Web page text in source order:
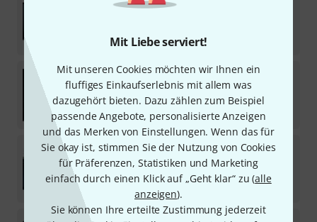
Mit Liebe serviert!
Mit unseren Cookies möchten wir Ihnen ein
fluffiges Einkaufserlebnis mit allem was
dazugehört bieten. Dazu zählen zum Beispiel
passende Angebote, personalisierte Anzeigen
und das Merken von Einstellungen. Wenn das für
Sie okay ist, stimmen Sie der Nutzung von Cookies
für Präferenzen, Statistiken und Marketing
einfach durch einen Klick auf „Geht klar“ zu (alle
anzeigen).
Sie können Ihre erteilte Zustimmung jederzeit
FluxPure DCompressor v3
Download-Lizenz
66 €
FluxEvo Series Pack
Download-Lizenz